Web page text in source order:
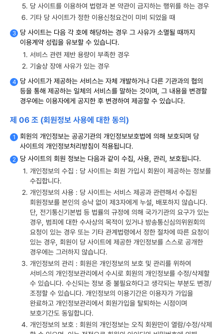
당 사이트를 이용하여 법령과 본 약관이 금지하는 행위를 하는 경우
기타 당 사이트가 정한 이용신청요건이 미비 되었을 때
당 사이트는 다음 각 호에 해당하는 경우 그 사유가 소멸될 때까지
이용계약 성립을 유보할 수 있습니다.
서비스 관련 제반 용량이 부족한 경우
기술상 장애 사유가 있는 경우
당 사이트가 제공하는 서비스는 자체 개발하거나 다른 기관과의 협의
등을 통해 제공하는 일체의 서비스를 말하는 것이며, 그 내용을 변경할
경우에는 이용자에게 공지한 후 변경하여 제공할 수 있습니다.
제 06 조 (회원정보 사용에 대한 동의)
회원의 개인정보는 공공기관의 개인정보보호법에 의해 보호되며 당
사이트의 개인정보처리방침이 적용됩니다.
당 사이트의 회원 정보는 다음과 같이 수집, 사용, 관리, 보호됩니다.
개인정보의 수집 : 당 사이트는 회원 가입시 회원이 제공하는 정보를
수집합니다.
개인정보의 사용 : 당 사이트는 서비스 제공과 관련해서 수집된
회원정보를 본인의 승낙 없이 제3자에게 누설, 배포하지 않습니다.
단, 전기통신기본법 등 법률의 규정에 의해 국가기관의 요구가 있는
경우, 범죄에 대한 수사상의 목적이 있거나 방송통신심의위원회의
요청이 있는 경우 또는 기타 관계법령에서 정한 절차에 따른 요청이
있는 경우, 회원이 당 사이트에 제공한 개인정보를 스스로 공개한
경우에는 그러하지 않습니다.
개인정보의 관리 : 회원은 개인정보의 보호 및 관리를 위하여
서비스의 개인정보관리에서 수시로 회원의 개인정보를 수정/삭제할
수 있습니다. 수신되는 정보 중 불필요하다고 생각되는 부분도 변경/
조정할 수 있습니다. 개인정보의 이용기간은 이용자가 가입을
완료하고 개인정보관리에서 회원가입을 탈퇴하는 시점이며
보호기간도 동일합니다.
개인정보의 보호 : 회원의 개인정보는 오직 회원만이 열람/수정/삭제